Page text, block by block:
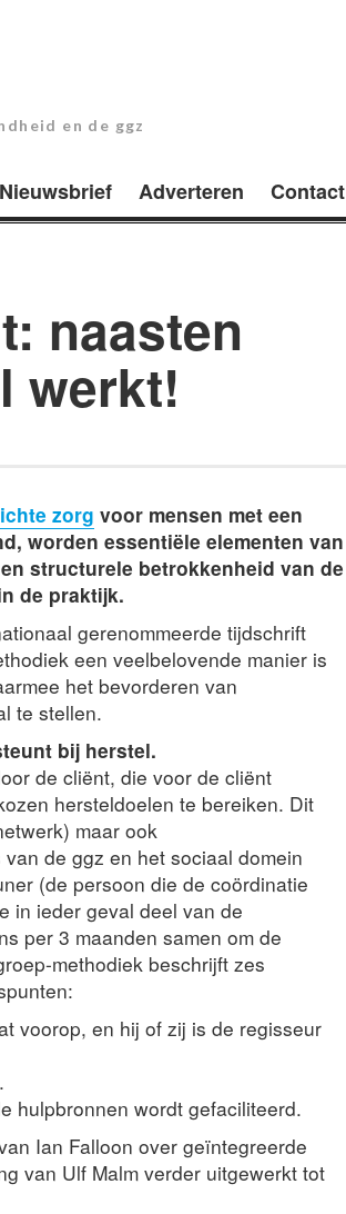
en de ggz
Nieuwsbrief Adverteren Contact
naasten
werkt!
zorg voor mensen met een
worden essentiële elementen van
structurele betrokkenheid van de
de praktijk.
gerenommeerde tijdschrift
een veelbelovende manier is
het bevorderen van
te stellen.
bij herstel.
de cliënt, die voor de cliënt
hersteldoelen te bereiken. Dit
maar ook
de ggz en het sociaal domein
(de persoon die de coördinatie
in ieder geval deel van de
per 3 maanden samen om de
methodiek beschrijft zes
voorop, en hij of zij is de regisseur
hulpbronnen wordt gefaciliteerd.
Ian Falloon over geïntegreerde
van Ulf Malm verder uitgewerkt tot